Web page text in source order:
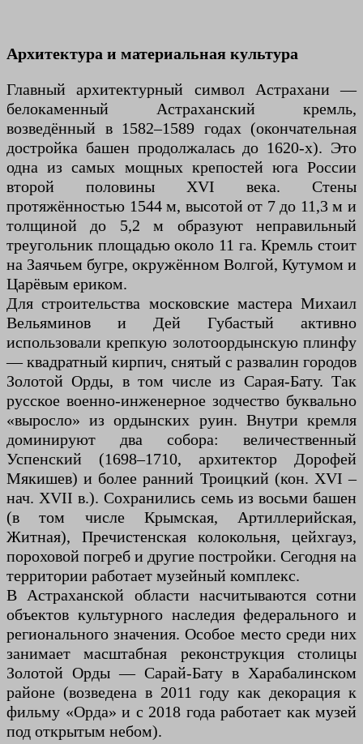
Архитектура и материальная культура
Главный архитектурный символ Астрахани —
белокаменный Астраханский кремль,
возведённый в 1582–1589 годах (окончательная
достройка башен продолжалась до 1620-х). Это
одна из самых мощных крепостей юга России
второй половины XVI века. Стены
протяжённостью 1544 м, высотой от 7 до 11,3 м и
толщиной до 5,2 м образуют неправильный
треугольник площадью около 11 га. Кремль стоит
на Заячьем бугре, окружённом Волгой, Кутумом и
Царёвым ериком.
Для строительства московские мастера Михаил
Вельяминов и Дей Губастый активно
использовали крепкую золотоордынскую плинфу
— квадратный кирпич, снятый с развалин городов
Золотой Орды, в том числе из Сарая-Бату. Так
русское военно-инженерное зодчество буквально
«выросло» из ордынских руин. Внутри кремля
доминируют два собора: величественный
Успенский (1698–1710, архитектор Дорофей
Мякишев) и более ранний Троицкий (кон. XVI –
нач. XVII в.). Сохранились семь из восьми башен
(в том числе Крымская, Артиллерийская,
Житная), Пречистенская колокольня, цейхгауз,
пороховой погреб и другие постройки. Сегодня на
территории работает музейный комплекс.
В Астраханской области насчитываются сотни
объектов культурного наследия федерального и
регионального значения. Особое место среди них
занимает масштабная реконструкция столицы
Золотой Орды — Сарай-Бату в Харабалинском
районе (возведена в 2011 году как декорация к
фильму «Орда» и с 2018 года работает как музей
под открытым небом).